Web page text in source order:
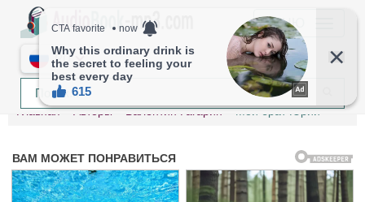
МЕНЮ
RU
Главная Авторы Валентин Гагарин Мой брат Юрий